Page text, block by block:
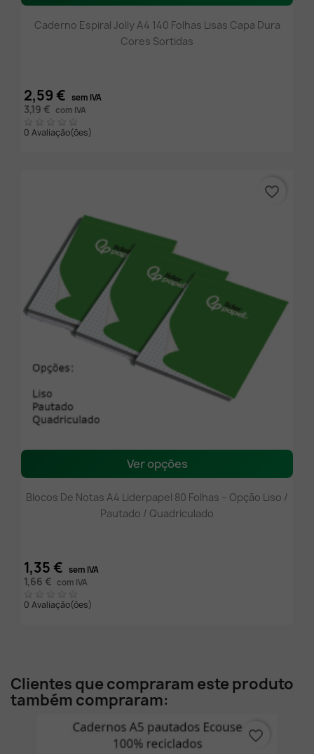
Caderno Espiral Jolly A4 140 Folhas Lisas Capa Dura
Cores Sortidas
2,59 € sem IVA
3,19 € com IVA
0 Avaliação(ões)
Ver opções
Blocos De Notas A4 Liderpapel 80 Folhas – Opção Liso /
Pautado / Quadriculado
1,35 € sem IVA
1,66 € com IVA
0 Avaliação(ões)
favorite_border
Clientes que compraram este produto
também compraram:
favorite_border